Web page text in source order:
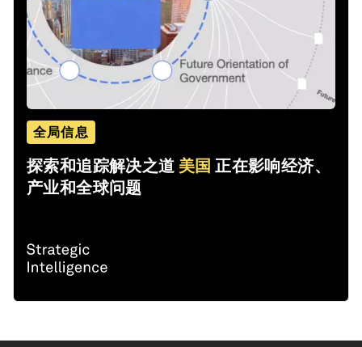
全局信息
探索和追踪解决之道 美国 正在影响经济、
产业和全球问题